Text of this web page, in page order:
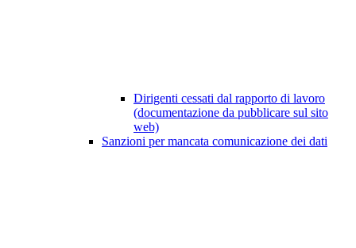
Dirigenti cessati dal rapporto di lavoro
(documentazione da pubblicare sul sito
web)
Sanzioni per mancata comunicazione dei dati